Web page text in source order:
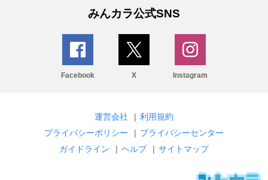
みんカラ公式SNS
Facebook X Instagram
運営会社 | 利用規約
プライバシーポリシー
| プライバシーセンター
ガイドライン
| ヘルプ | サイトマップ